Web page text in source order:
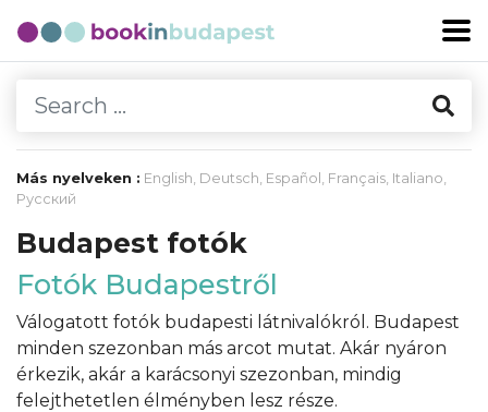
Más nyelveken : English, Deutsch, Español , Français, Italiano,
Русский
Budapest fotók
Fotók Budapestről
Válogatott fotók budapesti látnivalókról. Budapest
minden szezonban más arcot mutat. Akár nyáron
érkezik, akár a karácsonyi szezonban, mindig
felejthetetlen élményben lesz része.